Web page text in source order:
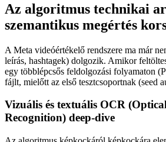
Az algoritmus technikai
szemantikus megértés
A Meta videóértékelő rendszere ma már
leírás, hashtagek) dolgozik. Amikor
egy többlépcsős feldolgozási folyamaton
fájlt, mielőtt az első tesztcsoportnak (seed
Vizuális és textuális OCR
Recognition) deep-dive